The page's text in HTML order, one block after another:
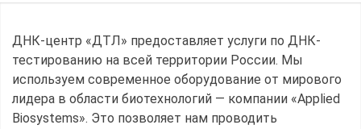
ДНК-центр «ДТЛ» предоставляет услуги по ДНК-
тестированию на всей территории России. Мы
используем современное оборудование от мирового
лидера в области биотехнологий — компании «Applied
Biosystems». Это позволяет нам проводить